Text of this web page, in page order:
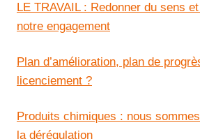
LE TRAVAIL : Redonner du sens
notre engagement
Plan d’amélioration, plan de
licenciement ?
Produits chimiques : nous
la dérégulation